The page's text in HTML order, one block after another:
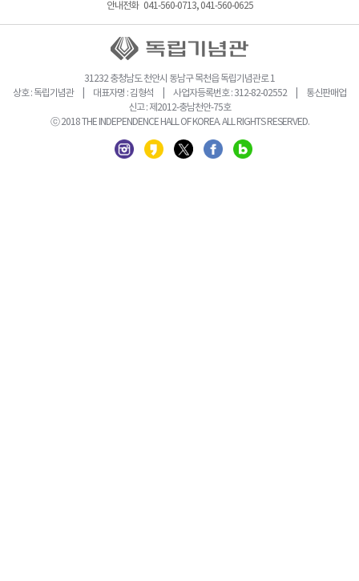
안내전화 041-560-0713, 041-560-0625
31232 충청남도 천안시 동남구 목천읍 독립기념관로 1
상호 : 독립기념관 | 대표자명 : 김형석 | 사업자등록번호 : 312-82-02552 | 통신판매업
신고 : 제2012-충남천안-75호
ⓒ 2018 THE INDEPENDENCE HALL OF KOREA. ALL RIGHTS RESERVED.